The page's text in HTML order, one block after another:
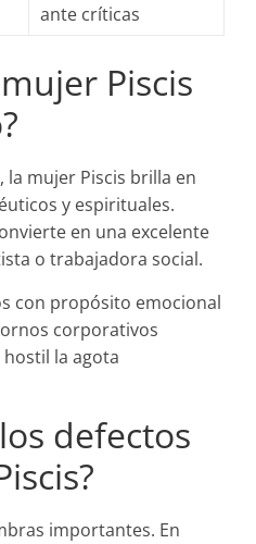
ante críticas
Piscis
mujer Piscis brilla en
y espirituales.
en una excelente
o trabajadora social.
con propósito emocional
corporativos
la agota
defectos
importantes. En